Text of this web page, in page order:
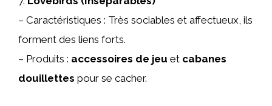
– Caractéristiques : Très sociables et affectueux, ils
forment des liens forts.
– Produits : accessoires de jeu et cabanes
douillettes pour se cacher.